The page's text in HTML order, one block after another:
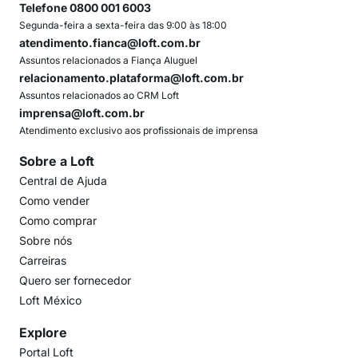
Telefone 0800 001 6003
Segunda-feira a sexta-feira das 9:00 às 18:00
atendimento.fianca@loft.com.br
Assuntos relacionados a Fiança Aluguel
relacionamento.plataforma@loft.com.br
Assuntos relacionados ao CRM Loft
imprensa@loft.com.br
Atendimento exclusivo aos profissionais de imprensa
Sobre a Loft
Central de Ajuda
Como vender
Como comprar
Sobre nós
Carreiras
Quero ser fornecedor
Loft México
Explore
Portal Loft